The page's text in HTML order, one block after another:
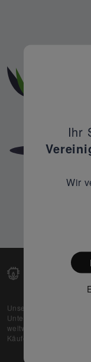
Unsere Web-Plattform
Unternehmen dabei,
weltweit zu verkaufen
Käufern beste Preise
Partner
Ihr
Wir